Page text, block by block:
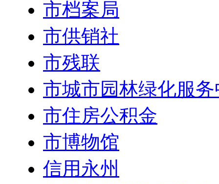
市档案局
市供销社
市残联
市城市园林绿化服
市住房公积金
市博物馆
信用永州